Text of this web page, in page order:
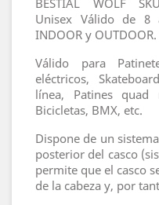
BESTIAL WOLF
Unisex Válido de 8
INDOOR y
Válido para
eléctricos,
línea, Patines quad
Bicicletas, BMX, etc.
Dispone de un
posterior del casco
permite que el casco
de la cabeza y, por